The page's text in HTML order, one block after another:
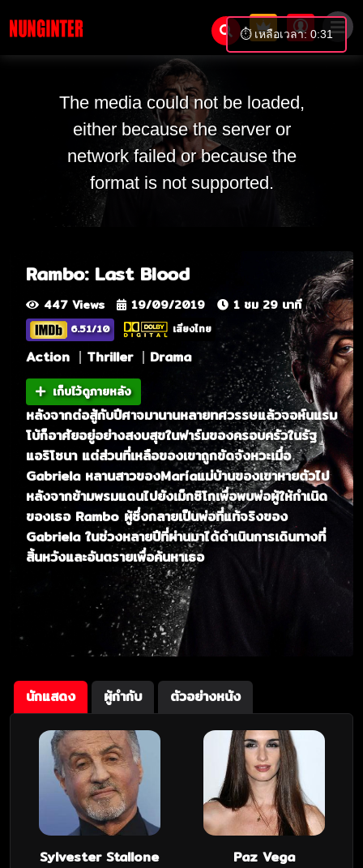
The media could not be loaded,
either because the server or
network failed or because the
format is not supported.
Rambo: Last Blood
447 Views 19/09/2019 1 ชม 29 นาที
6.51/10 เสียงไทย
Action Thriller Drama
เก็บไว้ดูภายหลัง
หลังจากต่อสู้กับปีศาจมานานหลายทศวรรษแล้วจอห์นแรม
โบ้ก็อาศัยอยู่อย่างสงบสุขในฟาร์มของครอบครัวในรัฐ
แอริโซนา แต่ส่วนที่เหลือของเขาถูกขัดจังหวะเมื่อ
Gabriela หลานสาวของMaríaแม่บ้านของเขาหายตัวไป
หลังจากข้ามพรมแดนไปยังเม็กซิโกเพื่อพบพ่อผู้ให้กำเนิด
ของเธอ Rambo ผู้ซึ่งกลายเป็นพ่อที่แท้จริงของ
Gabriela ในช่วงหลายปีที่ผ่านมาได้ดำเนินการเดินทางที่
สิ้นหวังและอันตรายเพื่อค้นหาเธอ
นักแสดง ผู้กำกับ ตัวอย่างหนัง
Sylvester Stallone Paz Vega
⏱️ เหลือเวลา: 0:31